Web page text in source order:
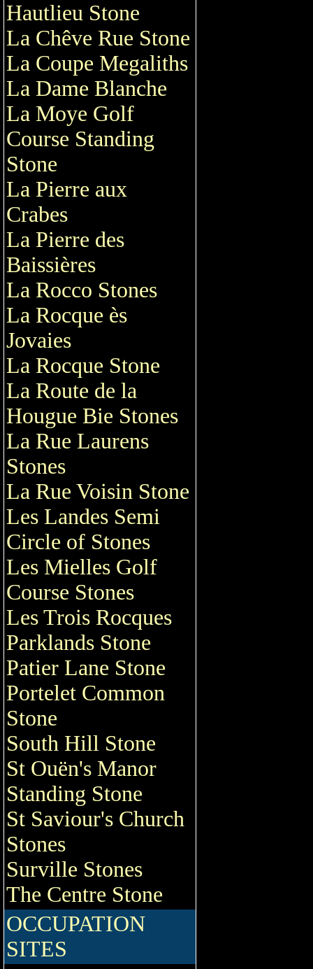
Hautlieu Stone
La Chêve Rue Stone
La Coupe Megaliths
La Dame Blanche
La Moye Golf
Course Standing
Stone
La Pierre aux
Crabes
La Pierre des
Baissières
La Rocco Stones
La Rocque ès
Jovaies
La Rocque Stone
La Route de la
Hougue Bie Stones
La Rue Laurens
Stones
La Rue Voisin Stone
Les Landes Semi
Circle of Stones
Les Mielles Golf
Course Stones
Les Trois Rocques
Parklands Stone
Patier Lane Stone
Portelet Common
Stone
South Hill Stone
St Ouën's Manor
Standing Stone
St Saviour's Church
Stones
Surville Stones
The Centre Stone
OCCUPATION
SITES